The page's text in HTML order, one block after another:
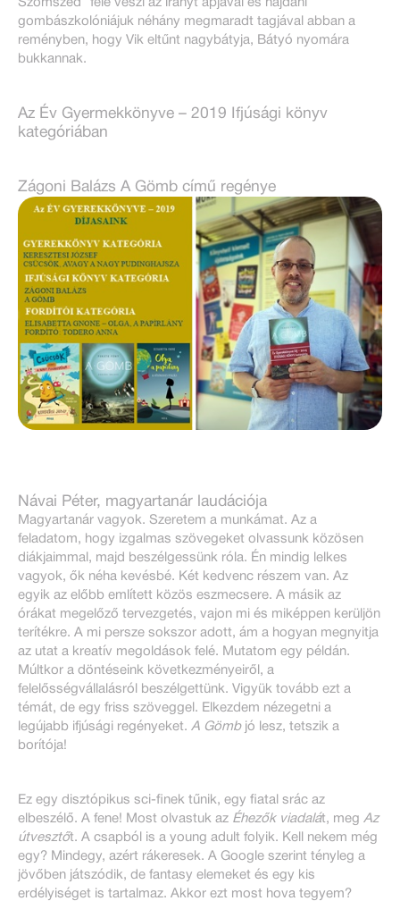
Szomszéd” felé veszi az irányt apjával és hajdani
gombászkolóniájuk néhány megmaradt tagjával abban a
reményben, hogy Vik eltűnt nagybátyja, Bátyó nyomára
bukkannak.
Az Év Gyermekkönyve – 2019 Ifjúsági könyv
kategóriában
Zágoni Balázs A Gömb című regénye
Návai Péter, magyartanár laudációja
Magyartanár vagyok. Szeretem a munkámat. Az a
feladatom, hogy izgalmas szövegeket olvassunk közösen
diákjaimmal, majd beszélgessünk róla. Én mindig lelkes
vagyok, ők néha kevésbé. Két kedvenc részem van. Az
egyik az előbb említett közös eszmecsere. A másik az
órákat megelőző tervezgetés, vajon mi és miképpen kerüljön
terítékre. A mi persze sokszor adott, ám a hogyan megnyitja
az utat a kreatív megoldások felé. Mutatom egy példán.
Múltkor a döntéseink következményeiről, a
felelősségvállalásról beszélgettünk. Vigyük tovább ezt a
témát, de egy friss szöveggel. Elkezdem nézegetni a
legújabb ifjúsági regényeket. A Gömbjó lesz, tetszik a
borítója!
Ez egy disztópikus sci-finek tűnik, egy fiatal srác az
elbeszélő. A fene! Most olvastuk az Éhezők viadalát, meg Az
útvesztőt. A csapból is a young adult folyik. Kell nekem még
egy? Mindegy, azért rákeresek. A Google szerint tényleg a
jövőben játszódik, de fantasy elemeket és egy kis
erdélyiséget is tartalmaz. Akkor ezt most hova tegyem?